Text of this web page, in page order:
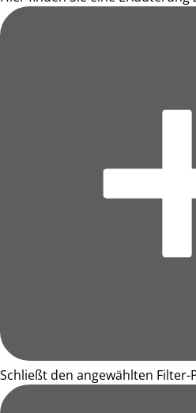
Schließt den angewählten